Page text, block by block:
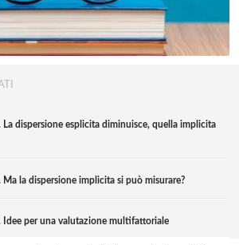
dispersione esplicita diminuisce, quella implicita
la dispersione implicita si può misurare?
per una valutazione multifattoriale